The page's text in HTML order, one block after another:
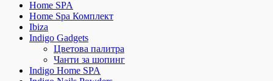
Home SPA
Home Spa Комплект
Ibiza
Indigo Gadgets
Цветова палитра
Чанти за шопинг
Indigo Home SPA